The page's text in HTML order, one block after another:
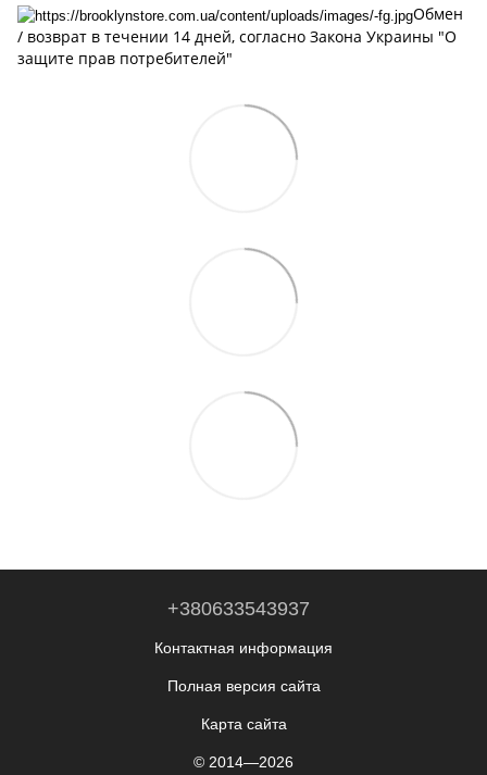
Обмен
/ возврат в течении 14 дней, cогласно Закона Украины "О
защите прав потребителей"
+380633543937
Контактная информация
Полная версия сайта
Карта сайта
© 2014—2026